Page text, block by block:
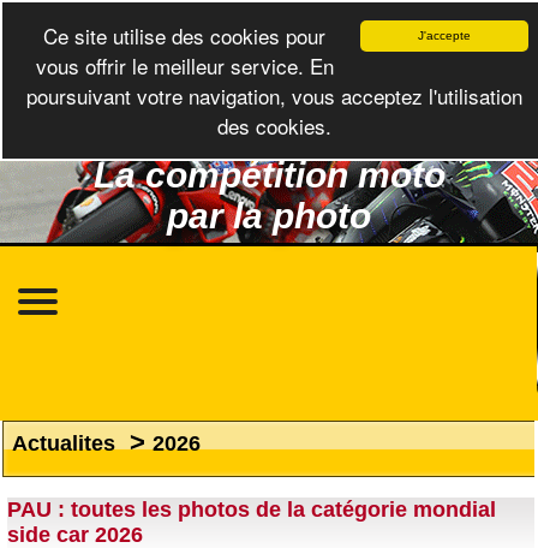
La compétition moto
par la photo
Actualites>2026
PAU : toutes les photos de la catégorie mondial
side car 2026
J'accepte
Ce site utilise des cookies pour
vous offrir le meilleur service. En
poursuivant votre navigation, vous acceptez l'utilisation
des cookies.